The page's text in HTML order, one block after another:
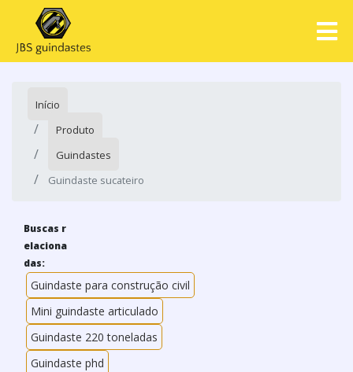
Início
Produto
Guindastes
Guindaste sucateiro
Buscas r
elaciona
das:
Guindaste para construção civil
Mini guindaste articulado
Guindaste 220 toneladas
Guindaste phd